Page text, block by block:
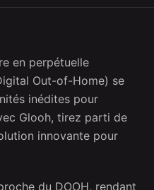
en perpétuelle
Out-of-Home) se
inédites pour
Glooh, tirez parti de
innovante pour
du DOOH, rendant